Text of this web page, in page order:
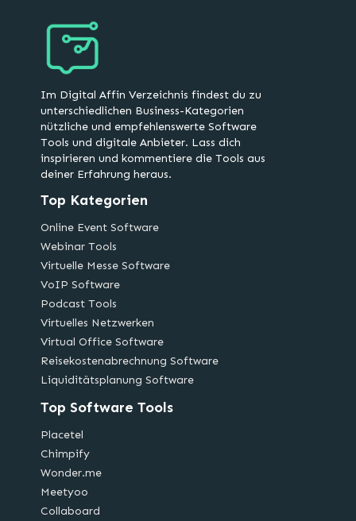
Im Digital Affin Verzeichnis findest du zu
unterschiedlichen Business-Kategorien
nützliche und empfehlenswerte Software
Tools und digitale Anbieter. Lass dich
inspirieren und kommentiere die Tools aus
deiner Erfahrung heraus.
Top Kategorien
Online Event Software
Webinar Tools
Virtuelle Messe Software
VoIP Software
Podcast Tools
Virtuelles Netzwerken
Virtual Office Software
Reisekostenabrechnung Software
Liquiditätsplanung Software
Top Software Tools
Placetel
Chimpify
Wonder.me
Meetyoo
Collaboard